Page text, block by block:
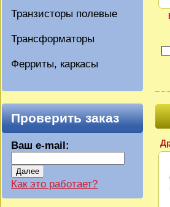
Транзисторы полевые
Трансформаторы
Ферриты, каркасы
Проверить заказ
Ваш e-mail:
Далее
Как это работает?